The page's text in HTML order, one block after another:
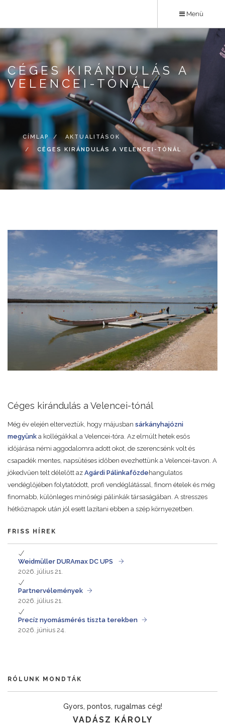
tartalomra
Menü
CÉGES KIRÁNDULÁS A
VELENCEI-TÓNÁL
CÍMLAP
AKTUALITÁSOK
CÉGES KIRÁNDULÁS A VELENCEI-TÓNÁL
Céges kirándulás a Velencei-tónál
Még év elején elterveztük, hogy májusban sárkányhajózni
megyünk a kollégákkal a Velencei-tóra. Az elmúlt hetek esős
időjárása némi aggodalomra adott okot, de szerencsénk volt és
csapadék mentes, napsütéses időben evezhettünk a Velencei-tavon. A
jókedvűen telt délelőtt az Agárdi Pálinkafőzdehangulatos
vendéglőjében folytatódott, profi vendéglátással, finom ételek és még
finomabb, különleges minőségi pálinkák társaságában. A stresszes
hétköznapok után jól esett lazítani ebben a szép környezetben.
FRISS HÍREK
Weidmüller DURAmax DC UPS
2026. július 21.
Partnervélemények
2026. július 21.
Precíz nyomásmérés tiszta terekben
2026. június 24.
RÓLUNK MONDTÁK
Gyors, pontos, rugalmas cég!
VADÁSZ KÁROLY